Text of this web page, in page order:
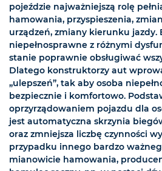
pojeździe najważniejszą rolę
hamowania, przyspieszenia,
urządzeń, zmiany kierunku jazdy.
niepełnosprawne z różnymi
stanie poprawnie obsługiwać
Dlatego konstruktorzy aut
„ulepszeń”, tak aby osoba
bezpiecznie i komfortowo.
oprzyrządowaniem pojazdu dla
jest automatyczna skrzynia
oraz zmniejsza liczbę czynności
przypadku innego bardzo
mianowicie hamowania,